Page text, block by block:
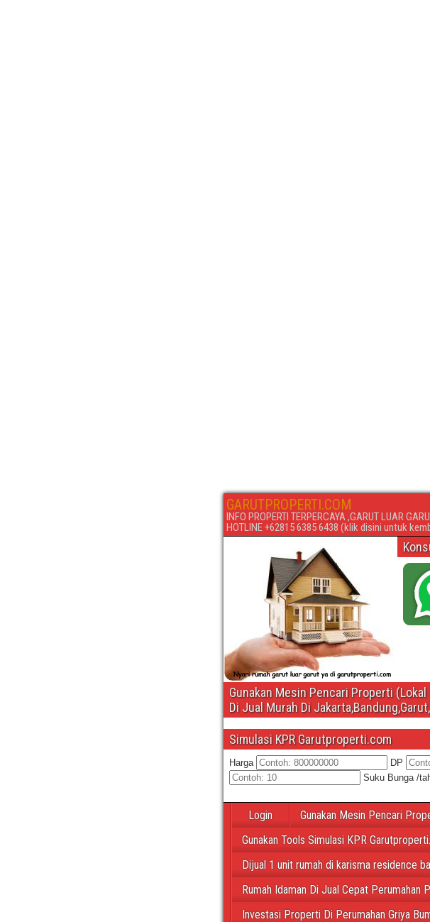
GARUTPROPERTI.COM
INFO PROPERTI TERPERCAYA ,GARUT LUAR
HOTLINE +62815 6385 6438 (klik disini untuk
Gunakan Mesin Pencari Properti
Di Jual Murah Di
Simulasi KPR Garutproperti.com
Harga DP
Suku Bunga /
Login
Gunakan Mesin Pencari
Gunakan Tools Simulasi KPR
Dijual 1 unit rumah di karisma residence
Rumah Idaman Di Jual Cepat Perumahan
Investasi Properti Di Perumahan Griya